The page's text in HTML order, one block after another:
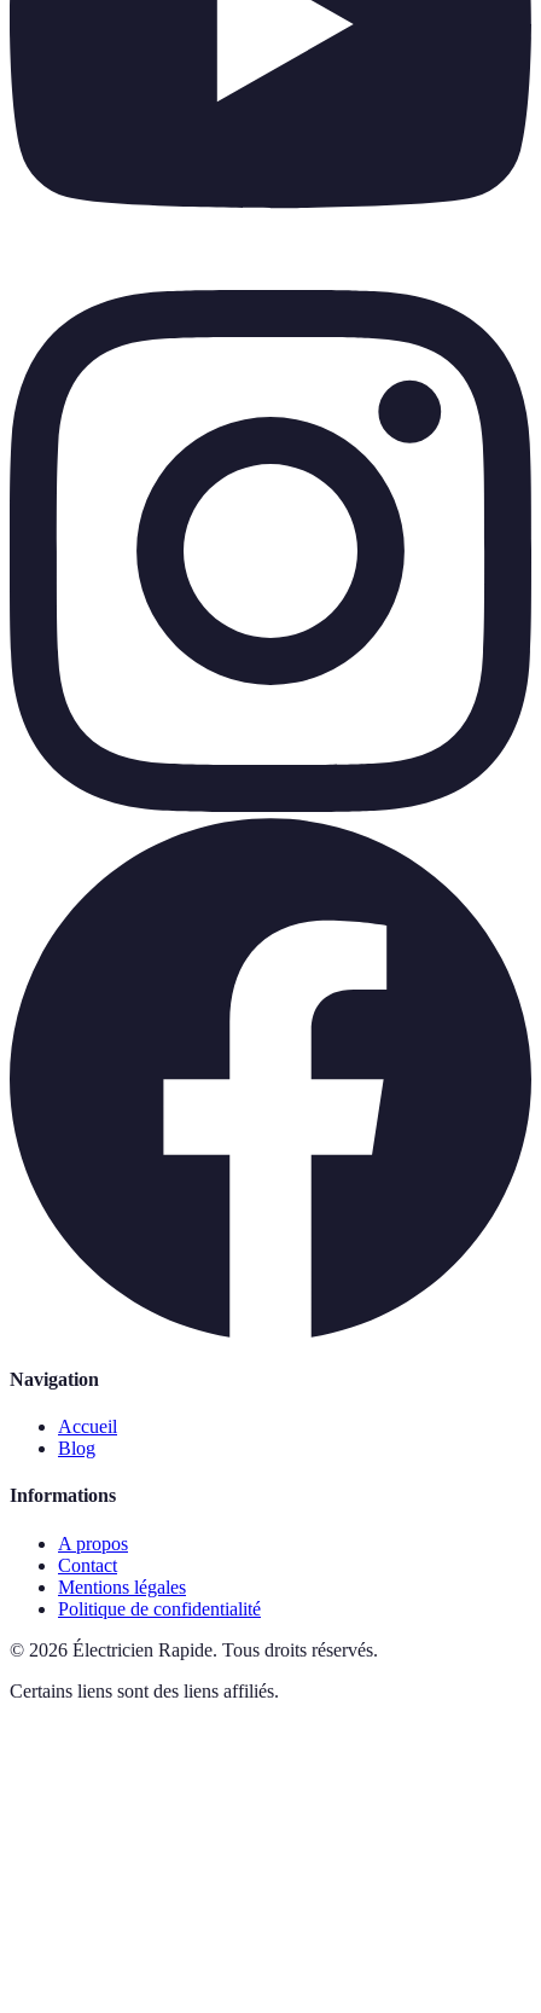
Navigation
Accueil
Blog
Informations
A propos
Contact
Mentions légales
Politique de confidentialité
© 2026 Électricien Rapide. Tous droits réservés.
Certains liens sont des liens affiliés.